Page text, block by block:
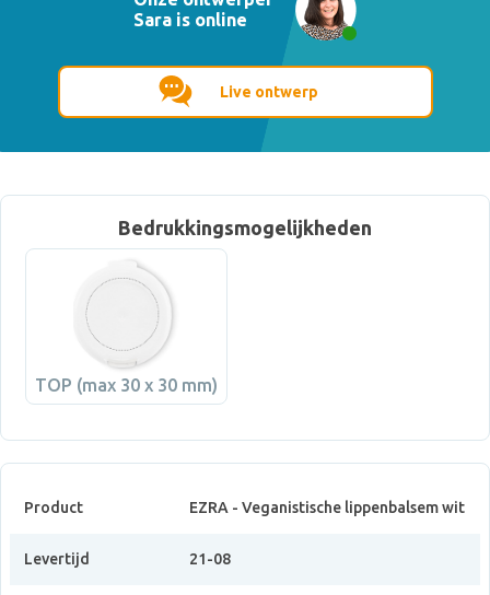
Sara is online
Live ontwerp
Bedrukkingsmogelijkheden
TOP (max 30 x 30 mm)
Product EZRA - Veganistische lippenbalsem wit
Levertijd 21-08